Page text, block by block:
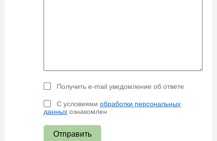
Получить e-mail уведомление об ответе
С условиями обработки персональных
данных ознакомлен
Отправить